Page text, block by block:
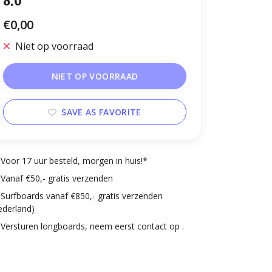
€0,00
Niet op voorraad
NIET OP VOORRAAD
SAVE AS FAVORITE
Voor 17 uur besteld, morgen in huis!*
Vanaf €50,- gratis verzenden
Surfboards vanaf €850,- gratis verzenden
Versturen longboards, neem eerst contact op .